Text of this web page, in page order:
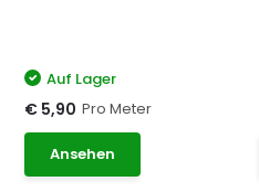
Auf Lager
€ 5,90 Pro Meter
Ansehen